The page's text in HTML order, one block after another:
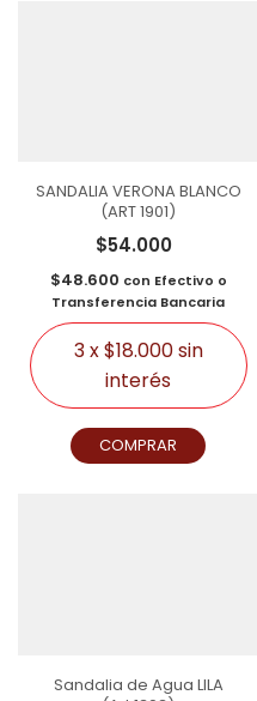
SANDALIA VERONA BLANCO
(ART 1901)
$54.000
$48.600 con Efectivo o
Transferencia Bancaria
3x$18.000sin
interés
COMPRAR
Sandalia de Agua LILA